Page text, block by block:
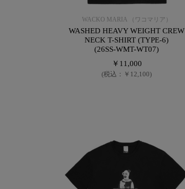
WACKO MARIA （ワコマリア）
WASHED HEAVY WEIGHT CREW
NECK T-SHIRT (TYPE-6)
(26SS-WMT-WT07)
￥11,000
(税込：￥12,100)